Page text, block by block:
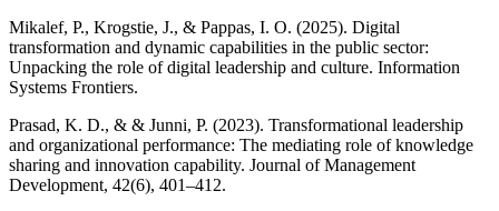
Mikalef, P., Krogstie, J., & Pappas, I. O. (2025). Digital
transformation and dynamic capabilities in the public sector:
Unpacking the role of digital leadership and culture. Information
Systems Frontiers.
Prasad, K. D., & & Junni, P. (2023). Transformational leadership
and organizational performance: The mediating role of knowledge
sharing and innovation capability. Journal of Management
Development, 42(6), 401–412.